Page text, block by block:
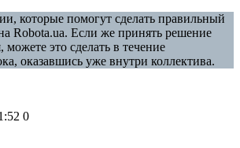
которые помогут сделать правильный
Robota.ua. Если же принять решение
можете это сделать в течение
оказавшись уже внутри коллектива.
0